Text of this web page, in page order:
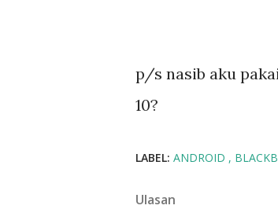
p/s nasib aku
10?
LABEL: ANDROID
Ulasan